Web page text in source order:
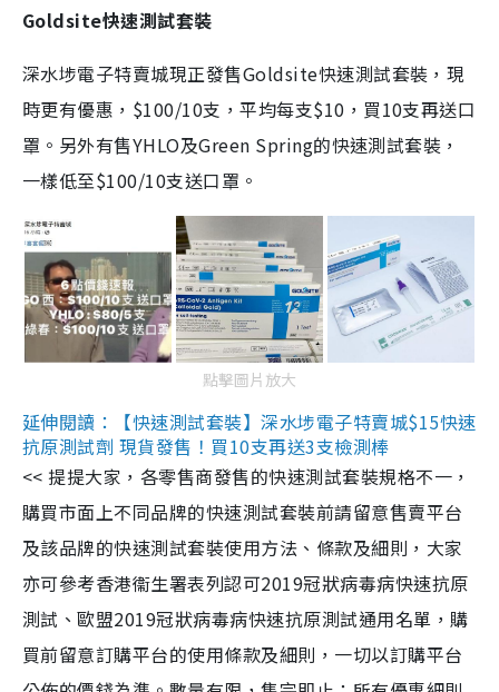
Goldsite快速測試套裝
深水埗電子特賣城現正發售Goldsite快速測試套裝，現
時更有優惠，$100/10支，平均每支$10，買10支再送口
罩。另外有售YHLO及Green Spring的快速測試套裝，
一樣低至$100/10支送口罩。
點擊圖片放大
延伸閱讀：【快速測試套裝】深水埗電子特賣城$15快速
抗原測試劑 現貨發售！買10支再送3支檢測棒
<< 提提大家，各零售商發售的快速測試套裝規格不一，
購買市面上不同品牌的快速測試套裝前請留意售賣平台
及該品牌的快速測試套裝使用方法、條款及細則，大家
亦可參考香港衞生署表列認可2019冠狀病毒病快速抗原
測試、歐盟2019冠狀病毒病快速抗原測試通用名單，購
買前留意訂購平台的使用條款及細則，一切以訂購平台